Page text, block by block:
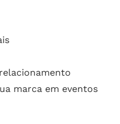
marca em eventos